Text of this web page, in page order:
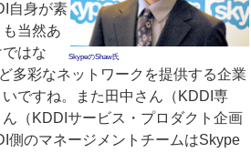
SkypeのShaw氏
自身が素
当然あ
はな
多彩なネットワークを提供する企業
ですね。また田中さん（KDDI専
（KDDIサービス・プロダクト企画
側のマネージメントチームはSkype